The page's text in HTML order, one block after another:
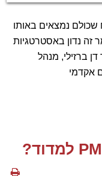
נמצאים באותו
זה נדון באסטרטגיות
ברזילי, מנהל
אקדמי